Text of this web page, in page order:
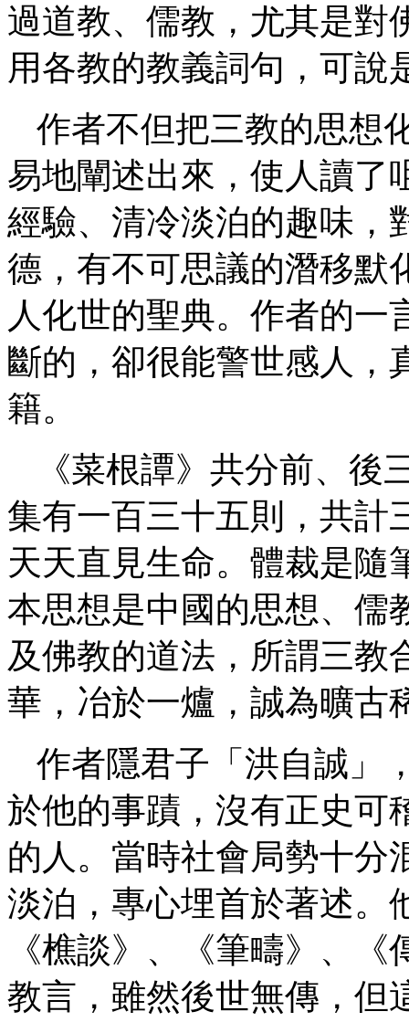
過道教、儒教，尤其是對
用各教的教義詞句，可說
作者不但把三教的思想
易地闡述出來，使人讀了
經驗、清冷淡泊的趣味，
德，有不可思議的潛移默
人化世的聖典。作者的一
斷的，卻很能警世感人，
籍。
《菜根譚》共分前、
集有一百三十五則，共計
天天直見生命。體裁是隨
本思想是中國的思想、儒
及佛教的道法，所謂三教
華，冶於一爐，誠為曠古
作者隱君子「洪自誠」
於他的事蹟，沒有正史可
的人。當時社會局勢十分
淡泊，專心埋首於著述。
《樵談》、《筆疇》、
教言，雖然後世無傳，但